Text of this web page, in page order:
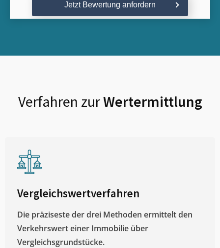
Jetzt Bewertung anfordern
Verfahren zurWertermittlung
Vergleichswertverfahren
Die präziseste der drei Methoden ermittelt den
Verkehrswert einer Immobilie über
Vergleichsgrundstücke.